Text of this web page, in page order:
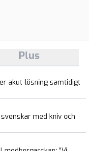
Plus
akut lösning samtidigt
med kniv och